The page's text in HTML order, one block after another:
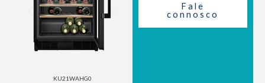
KU21WAHG0
Fale
connosco